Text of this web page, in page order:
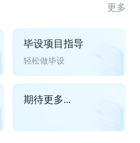
更多
毕设项目指导
轻松做毕设
期待更多...